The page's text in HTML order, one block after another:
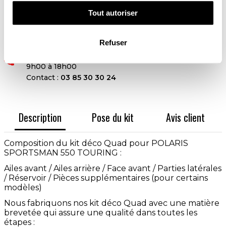
Tout autoriser
Refuser
RETOUR ET REMBOURSEMENT
Lien vers notre politique de remboursement
9h00 à 18h00
Contact : 03 85 30 30 24
Description Pose du kit Avis client
Composition du kit déco Quad pour POLARIS
SPORTSMAN 550 TOURING :
Ailes avant / Ailes arrière / Face avant / Parties latérales
/ Réservoir / Pièces supplémentaires (pour certains
modèles)
Nous fabriquons nos kit déco Quad avec une matière
brevetée qui assure une qualité dans toutes les
étapes :